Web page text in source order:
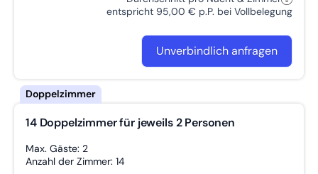
entspricht 95,00 € p.P. bei Vollbelegung
Unverbindlich anfragen
14 Doppelzimmer für jeweils 2 Personen
Max. Gäste: 2
Anzahl der Zimmer: 14